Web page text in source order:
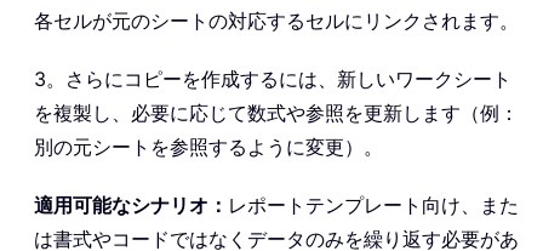
各セルが元のシートの対応するセルにリンクされます。
3。さらにコピーを作成するには、新しいワークシート
を複製し、必要に応じて数式や参照を更新します（例：
別の元シートを参照するように変更）。
適用可能なシナリオ： レポートテンプレート向け、また
は書式やコードではなくデータのみを繰り返す必要があ